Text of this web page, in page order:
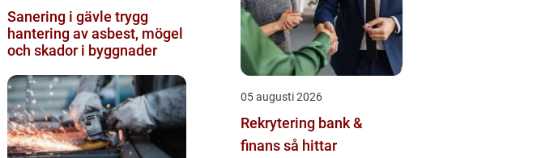
Sanering i gävle trygg
hantering av asbest, mögel
och skador i byggnader
05 augusti 2026
Rekrytering bank &
finans så hittar